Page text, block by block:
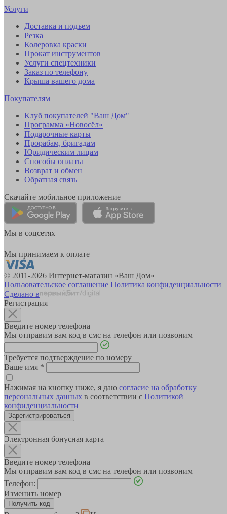
Услуги
Доставка и подъем
Резка
Колеровка краски
Прокат инструментов
Услуги спецтехники
Заказ по телефону
Крыша вашего дома
Покупателям
Клуб покупателей "Ваш Дом"
Программа «Новосёл»
Подарочные карты
Прорабам, бригадам
Юридическим лицам
Способы оплаты
Возврат и обмен
Обратная связь
Скачайте мобильное приложение
Мы в соцсетях
Мы принимаем к оплате
© 2011-2026 Интернет-магазин «Ваш Дом»
Пользовательское соглашение Политика конфиденциальности
Сделано в
Регистрация
Введите номер телефона
Мы отправим вам код в смс на телефон или позвоним
Требуется подтверждение по номеру
Ваше имя *
Нажимая на кнопку ниже, я даю согласие на обработку
персональных данных в соответствии с Политикой
конфиденциальности
Зарегистрироваться
Электронная бонусная карта
Введите номер телефона
Мы отправим вам код в смс на телефон или позвоним
Телефон:
Изменить номер